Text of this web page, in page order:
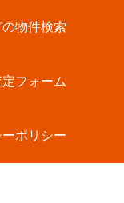
物件検索
フォーム
ポリシー